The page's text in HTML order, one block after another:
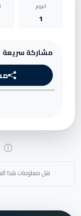
اليوم
1
مشاركة سريعة
هل معلومات هذا